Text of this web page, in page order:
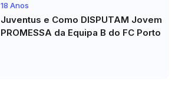
18 Anos
Juventus e Como DISPUTAM Jovem
PROMESSA da Equipa B do FC Porto